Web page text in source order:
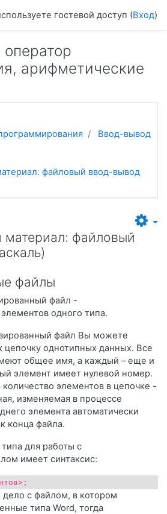
гостевой доступ (Вход)
арифметические
Ввод-вывод
файловый ввод-вывод
материал: файловый
файлы
файл -
одного типа.
файл Вы можете
цепочку однотипных данных. Все
общее имя, а каждый – еще и
элемент имеет нулевой номер.
элементов в цепочке -
изменяемая в процессе
элемента автоматически
конца файла.
для работы с
имеет синтаксис:
с файлом, в котором
типа Word, тогда